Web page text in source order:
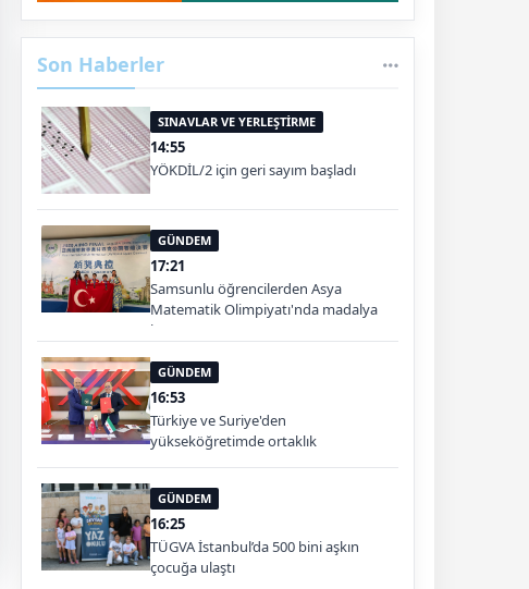
Son Haberler
SINAVLAR VE YERLEŞTİRME
14:55
YÖKDİL/2 için geri sayım başladı
GÜNDEM
17:21
Samsunlu öğrencilerden Asya
Matematik Olimpiyatı'nda madalya
başarısı
GÜNDEM
16:53
Türkiye ve Suriye'den
yükseköğretimde ortaklık
GÜNDEM
16:25
TÜGVA İstanbul’da 500 bini aşkın
çocuğa ulaştı